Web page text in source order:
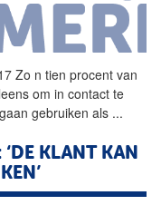
Zo n tien procent van
om in contact te
gaan gebruiken als ...
‘DE KLANT KAN